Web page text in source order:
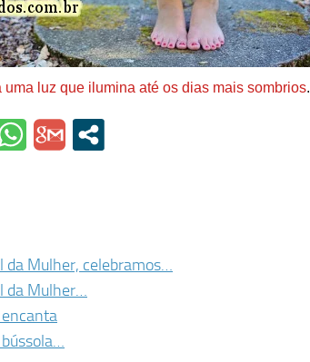
uma luz que ilumina até os dias mais sombrios.
da Mulher, celebramos…
da Mulher…